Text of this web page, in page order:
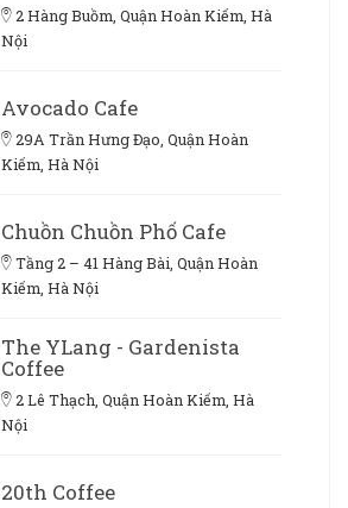
2 Hàng Buồm, Quận Hoàn Kiếm, Hà
Nội
Avocado Cafe
29A Trần Hưng Đạo, Quận Hoàn
Kiếm, Hà Nội
Chuồn Chuồn Phố Cafe
Tầng 2 – 41 Hàng Bài, Quận Hoàn
Kiếm, Hà Nội
The YLang - Gardenista
Coffee
2 Lê Thạch, Quận Hoàn Kiếm, Hà
Nội
20th Coffee